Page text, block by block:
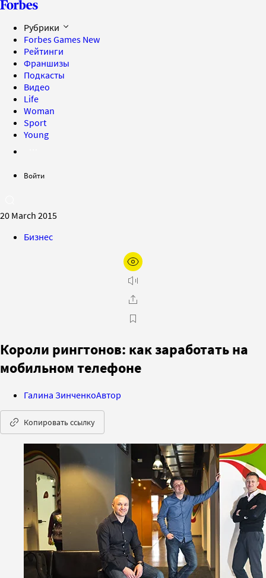
Рубрики
Forbes Games New
Рейтинги
Франшизы
Подкасты
Видео
Life
Woman
Sport
Young
Войти
20 March 2015
Бизнес
Короли рингтонов: как заработать на
мобильном телефоне
Галина ЗинченкоАвтор
Копировать ссылку